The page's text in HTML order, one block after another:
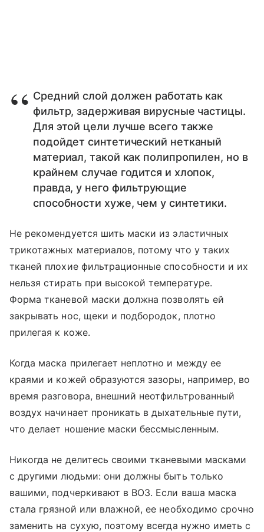
Средний слой должен работать как
фильтр, задерживая вирусные частицы.
Для этой цели лучше всего также
подойдет синтетический нетканый
материал, такой как полипропилен, но в
крайнем случае годится и хлопок,
правда, у него фильтрующие
способности хуже, чем у синтетики.
Не рекомендуется шить маски из эластичных
трикотажных материалов, потому что у таких
тканей плохие фильтрационные способности и их
нельзя стирать при высокой температуре.
Форма тканевой маски должна позволять ей
закрывать нос, щеки и подбородок, плотно
прилегая к коже.
Когда маска прилегает неплотно и между ее
краями и кожей образуются зазоры, например, во
время разговора, внешний неотфильтрованный
воздух начинает проникать в дыхательные пути,
что делает ношение маски бессмысленным.
Никогда не делитесь своими тканевыми масками
с другими людьми: они должны быть только
вашими, подчеркивают в ВОЗ. Если ваша маска
стала грязной или влажной, ее необходимо срочно
заменить на сухую, поэтому всегда нужно иметь с